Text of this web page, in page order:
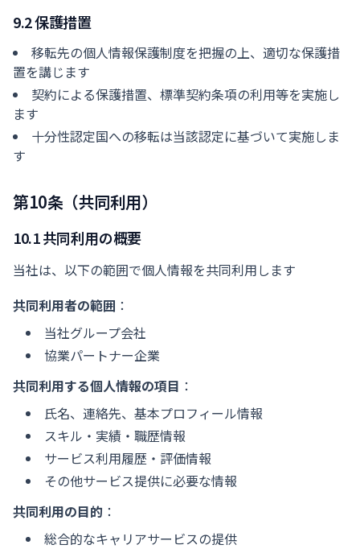
9.2 保護措置
移転先の個人情報保護制度を把握の上、適切な保護措
置を講じます
契約による保護措置、標準契約条項の利用等を実施し
ます
十分性認定国への移転は当該認定に基づいて実施しま
す
第10条（共同利用）
10.1 共同利用の概要
当社は、以下の範囲で個人情報を共同利用します
共同利用者の範囲 ：
当社グループ会社
協業パートナー企業
共同利用する個人情報の項目 ：
氏名、連絡先、基本プロフィール情報
スキル・実績・職歴情報
サービス利用履歴・評価情報
その他サービス提供に必要な情報
共同利用の目的 ：
総合的なキャリアサービスの提供